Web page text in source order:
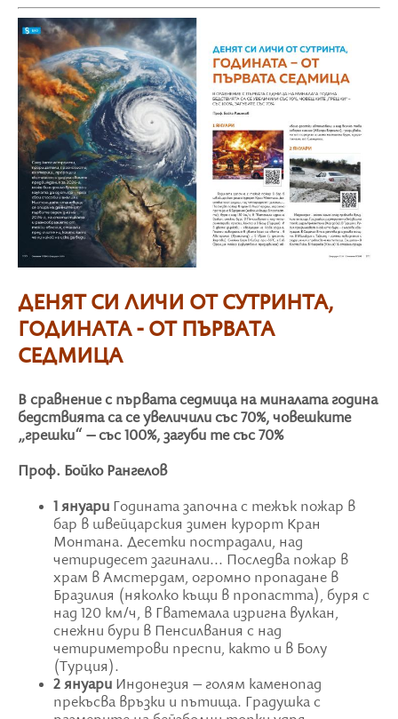
ДЕНЯТ СИ ЛИЧИ ОТ СУТРИНТА,
ГОДИНАТА - ОТ ПЪРВАТА
СЕДМИЦА
В сравнение с първата седмица на миналата година
бедствията са се увеличили със 70%, човешките
„грешки“ – със 100%, загуби те със 70%
Проф. Бойко Рангелов
1 януари Годината започна с тежък пожар в
бар в швейцарския зимен курорт Кран
Монтана. Десетки пострадали, над
четиридесет загинали... Последва пожар в
храм в Амстердам, огромно пропадане в
Бразилия (няколко къщи в пропастта), буря с
над 120 км/ч, в Гватемала изригна вулкан,
снежни бури в Пенсилвания с над
четириметрови преспи, както и в Болу
(Турция).
2 януари Индонезия – голям каменопад
прекъсва връзки и пътища. Градушка с